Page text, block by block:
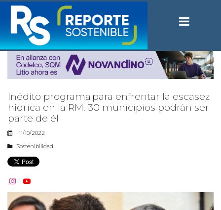
Inédito programa para enfrentar la escasez
hídrica en la RM: 30 municipios podrán ser
parte de él
11/10/2022
Sostenibilidad
 